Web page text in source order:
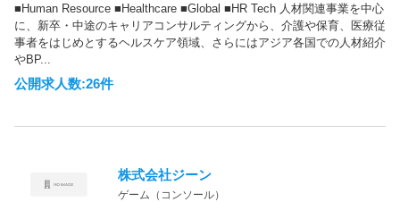
■Human Resource ■Healthcare ■Global ■HR Tech 人材関連事業を中心
に、新卒・中途のキャリアコンサルティングから、介護や保育、医療従
事者をはじめとするヘルスケア領域、さらにはアジア各国での人材紹介
やBP...
公開求人数:26件
株式会社ジーン
ゲーム（コンソール）